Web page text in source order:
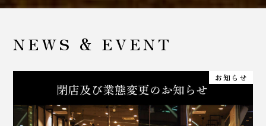
NEWS & EVENT
お知らせ